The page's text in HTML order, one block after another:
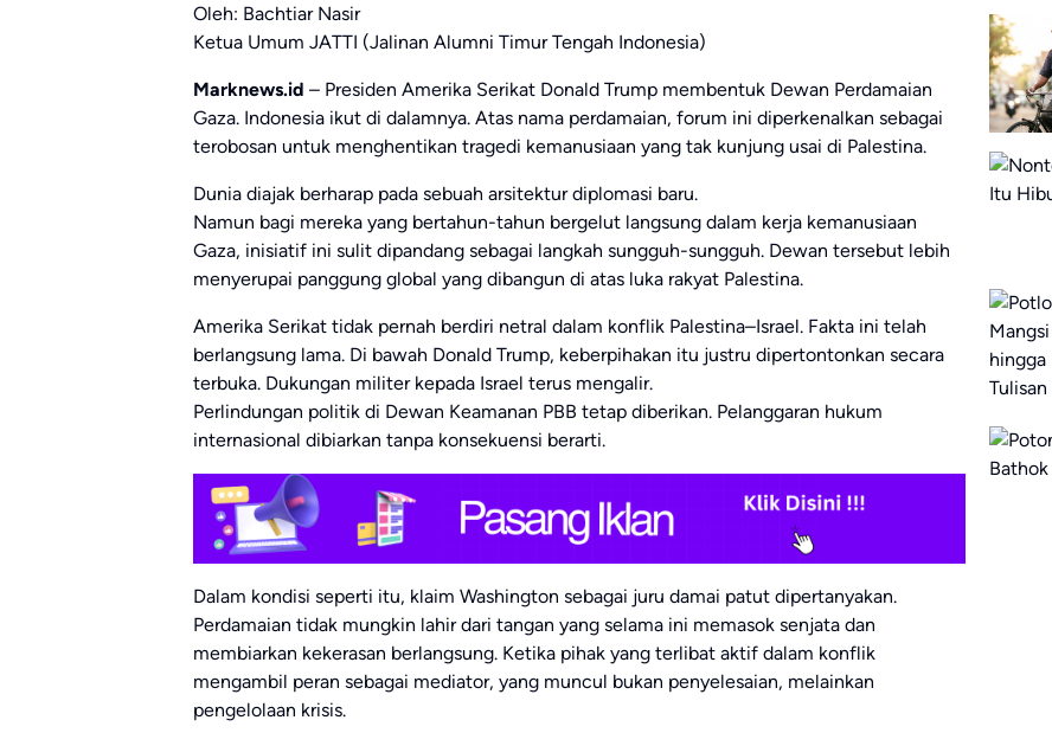
Oleh: Bachtiar Nasir
Ketua Umum JATTI (Jalinan Alumni Timur Tengah Indonesia)
Marknews.id – Presiden Amerika Serikat Donald Trump membentuk Dewan Perdamaian
Gaza. Indonesia ikut di dalamnya. Atas nama perdamaian, forum ini diperkenalkan sebagai
terobosan untuk menghentikan tragedi kemanusiaan yang tak kunjung usai di Palestina.
Dunia diajak berharap pada sebuah arsitektur diplomasi baru.
Namun bagi mereka yang bertahun-tahun bergelut langsung dalam kerja kemanusiaan
Gaza, inisiatif ini sulit dipandang sebagai langkah sungguh-sungguh. Dewan tersebut lebih
menyerupai panggung global yang dibangun di atas luka rakyat Palestina.
Amerika Serikat tidak pernah berdiri netral dalam konflik Palestina–Israel. Fakta ini telah
berlangsung lama. Di bawah Donald Trump, keberpihakan itu justru dipertontonkan secara
terbuka. Dukungan militer kepada Israel terus mengalir.
Perlindungan politik di Dewan Keamanan PBB tetap diberikan. Pelanggaran hukum
internasional dibiarkan tanpa konsekuensi berarti.
Dalam kondisi seperti itu, klaim Washington sebagai juru damai patut dipertanyakan.
Perdamaian tidak mungkin lahir dari tangan yang selama ini memasok senjata dan
membiarkan kekerasan berlangsung. Ketika pihak yang terlibat aktif dalam konflik
mengambil peran sebagai mediator, yang muncul bukan penyelesaian, melainkan
pengelolaan krisis.